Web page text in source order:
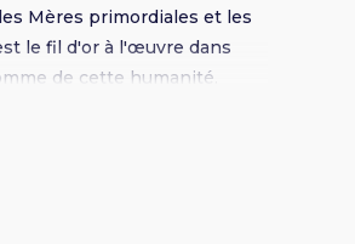
Mères primordiales et les
le fil d'or à l'œuvre dans
de cette humanité.
création. Solaire et lunaire,
beauté et de puissance
de l'humain, car nous
elle s'éveille en chacun, son